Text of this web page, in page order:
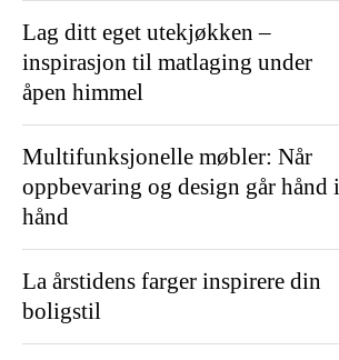
Lag ditt eget utekjøkken –
inspirasjon til matlaging under
åpen himmel
Multifunksjonelle møbler: Når
oppbevaring og design går hånd i
hånd
La årstidens farger inspirere din
boligstil